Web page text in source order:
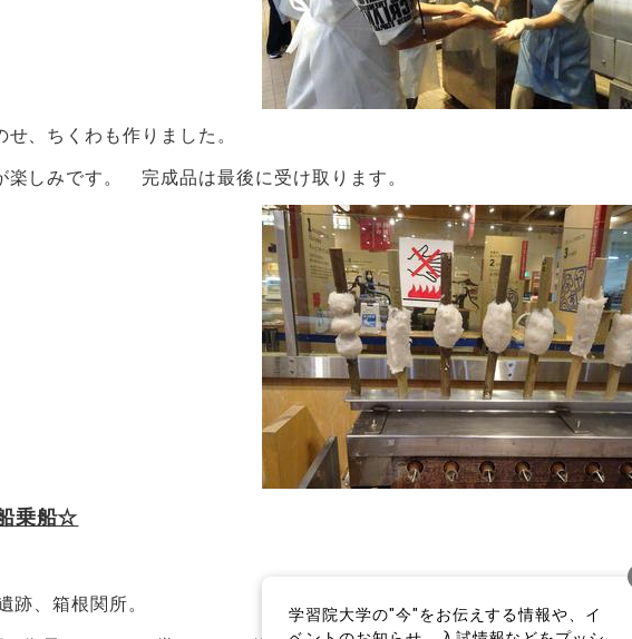
、ちくわも作りました。
しみです。 完成品は最後に受け取ります。
乗船☆
跡、箱根関所。
学習院大学の"今"をお伝えする情報や、イ